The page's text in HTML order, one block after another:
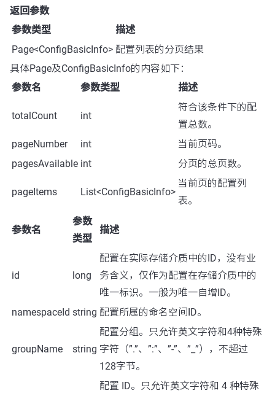
返回参数
参数类型
描述
Page<ConfigBasicInfo> 配置列表的分页结果
具体Page及ConfigBasicInfo的内容如下：
参数名
参数类型 描述
totalCount int
符合该条件下的配
置总数。
pageNumber
int
当前页码。
pagesAvailable int 分页的总页数。
pageItems List<ConfigBasicInfo>
当前页的配置列
表。
参数名
参数
类型
描述
id long
配置在实际存储介质中的ID，没有业
务含义，仅作为配置在存储介质中的
唯一标识。一般为唯一自增ID。
namespaceId string 配置所属的命名空间ID。
groupName string
配置分组。只允许英文字符和4种特殊
字符（”.”、”:”、”-”、”_”），不超过
128字节。
配置 ID。只允许英文字符和 4 种特殊